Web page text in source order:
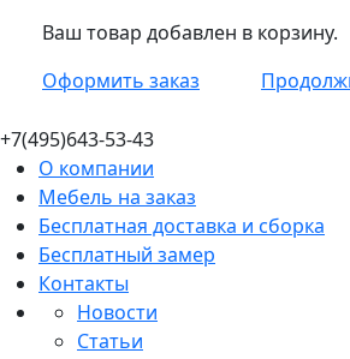
Ваш товар добавлен в корзину.
Оформить заказ
+7(495)643-53-43
О компании
Мебель на заказ
Бесплатная доставка и сборка
Бесплатный замер
Контакты
Новости
Статьи